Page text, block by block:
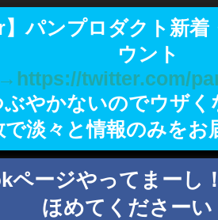
】パンプロダクト新着
ウント
→https://twitter.com/
ぶやかないのでウザく
で淡々と情報のみをお
ページやってまーし
ほめてくださーい